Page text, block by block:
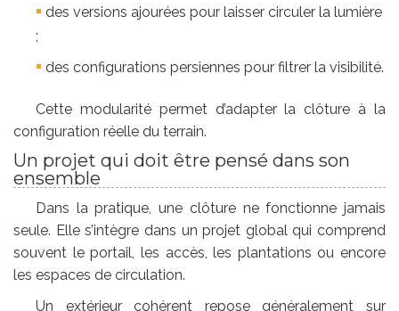
des versions ajourées pour laisser circuler la lumière
;
des configurations persiennes pour filtrer la visibilité.
Cette modularité permet d’adapter la clôture à la
configuration réelle du terrain.
Un projet qui doit être pensé dans son
ensemble
Dans la pratique, une clôture ne fonctionne jamais
seule. Elle s’intègre dans un projet global qui comprend
souvent le portail, les accès, les plantations ou encore
les espaces de circulation.
Un extérieur cohérent repose généralement sur